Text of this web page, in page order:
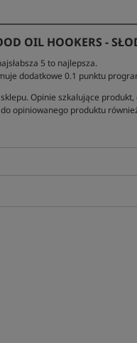
OIL HOOKERS -
5 to najlepsza.
dodatkowe 0.1 punktu
Opinie szkalujące
opiniowanego produktu